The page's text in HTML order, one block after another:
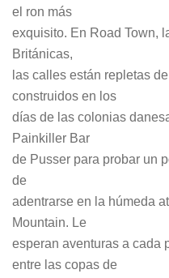
el ron más
exquisito. En Road Town,
Británicas,
las calles están repletas
construidos en los
días de las colonias
Painkiller Bar
de Pusser para probar un
de
adentrarse en la húmeda
Mountain. Le
esperan aventuras a cada
entre las copas de